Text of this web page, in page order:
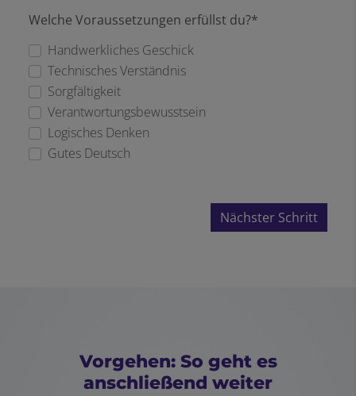
Welche Voraussetzungen erfüllst du?*
Handwerkliches Geschick
Technisches Verständnis
Sorgfältigkeit
Verantwortungsbewusstsein
Logisches Denken
Gutes Deutsch
Nächster Schritt
Vorgehen: So geht es
anschließend weiter